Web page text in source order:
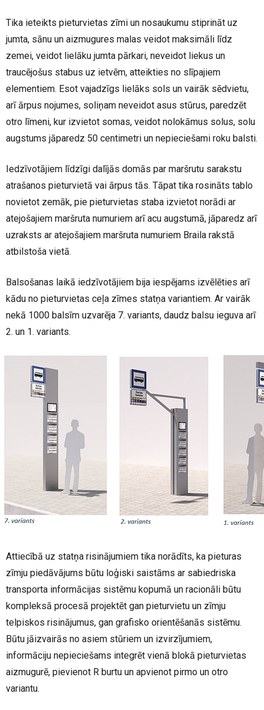
Tika ieteikts pieturvietas zīmi un nosaukumu stiprināt uz
jumta, sānu un aizmugures malas veidot maksimāli līdz
zemei, veidot lielāku jumta pārkari, neveidot liekus un
traucējošus stabus uz ietvēm, atteikties no slīpajiem
elementiem. Esot vajadzīgs lielāks sols un vairāk sēdvietu,
arī ārpus nojumes, soliņam neveidot asus stūrus, paredzēt
otro līmeni, kur izvietot somas, veidot nolokāmus solus, solu
augstums jāparedz 50 centimetri un nepieciešami roku balsti.
Iedzīvotājiem līdzīgi dalījās domās par maršrutu sarakstu
atrašanos pieturvietā vai ārpus tās. Tāpat tika rosināts tablo
novietot zemāk, pie pieturvietas staba izvietot norādi ar
atejošajiem maršruta numuriem arī acu augstumā, jāparedz arī
uzraksts ar atejošajiem maršruta numuriem Braila rakstā
atbilstoša vietā.
Balsošanas laikā iedzīvotājiem bija iespējams izvēlēties arī
kādu no pieturvietas ceļa zīmes statņa variantiem. Ar vairāk
nekā 1000 balsīm uzvarēja 7. variants, daudz balsu ieguva arī
2. un 1. variants.
Attiecībā uz statņa risinājumiem tika norādīts, ka pieturas
zīmju piedāvājums būtu loģiski saistāms ar sabiedriska
transporta informācijas sistēmu kopumā un racionāli būtu
kompleksā procesā projektēt gan pieturvietu un zīmju
telpiskos risinājumus, gan grafisko orientēšanās sistēmu.
Būtu jāizvairās no asiem stūriem un izvirzījumiem,
informāciju nepieciešams integrēt vienā blokā pieturvietas
aizmugurē, pievienot R burtu un apvienot pirmo un otro
variantu.